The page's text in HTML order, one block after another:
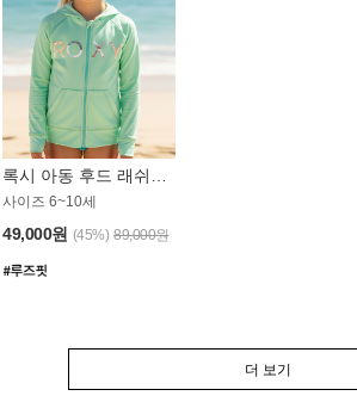
록시 아동 후드 래쉬가드 GT764MRX
사이즈 6~10세
49,000원 (45%) 89,000원
더 보기